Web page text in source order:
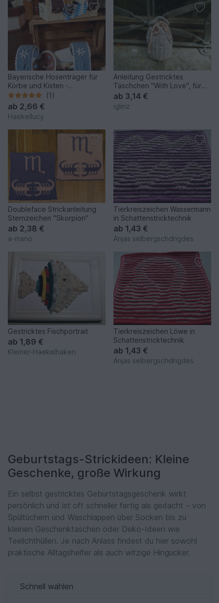
Bayerische Hosenträger für
Körbe und Kisten -
Strickanleitung
(1)
ab 2,66 €
Haekellucy
Anleitung Gestricktes
Täschchen "With Love", für
kleine Geschenke geeignet
ab 3,14 €
iglinz
Doubleface Strickanleitung
Sternzeichen "Skorpion"
ab 2,38 €
a-mano
Tierkreiszeichen Wassermann
in Schattenstricktechnik
ab 1,43 €
Anjas selbergschdrigdes
Gestricktes Fischportrait
ab 1,89 €
Kleiner-Haekelhaken
Tierkreiszeichen Löwe in
Schattenstricktechnik
ab 1,43 €
Anjas selbergschdrigdes
Geburtstags-Strickideen: Kleine
Geschenke, große Wirkung
Ein selbst gestricktes Geburtstagsgeschenk wirkt
persönlich und ist oft schneller fertig als gedacht – von
Spültüchern und Waschlappen über Socken bis zu
kleinen Geschenktaschen oder Deko-Ideen wie
Teelichthüllen. Je nach Anlass findest du hier sowohl
praktische Alltagshelfer als auch witzige Hingucker.
Schnell wählen